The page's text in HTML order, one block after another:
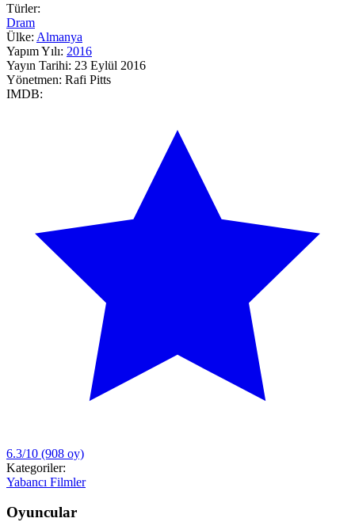
Türler:
Dram
Ülke: Almanya
Yapım Yılı: 2016
Yayın Tarihi: 23 Eylül 2016
Yönetmen: Rafi Pitts
IMDB:
6.3/10 (908 oy)
Kategoriler:
Yabancı Filmler
Oyuncular